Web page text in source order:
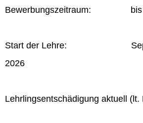
Bewerbungszeitraum: bis
Start der Lehre:
2026
Lehrlingsentschädigung aktuell (lt.